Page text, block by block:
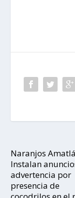
Naranjos
Instalan
advertencia por
presencia de